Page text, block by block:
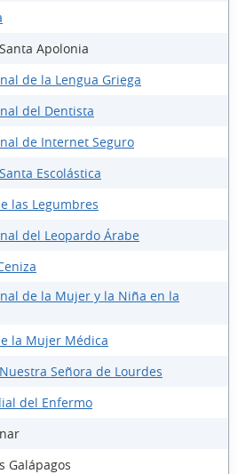
Apolonia
de la Lengua Griega
del Dentista
de Internet Seguro
Escolástica
las Legumbres
del Leopardo Árabe
de la Mujer y la Niña en la
la Mujer Médica
Señora de Lourdes
del Enfermo
Galápagos